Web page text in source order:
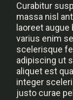
Curabitur
massa nisl
laoreet
varius enim
scelerisque
adipiscing ut
aliquet est
integer
justo curae